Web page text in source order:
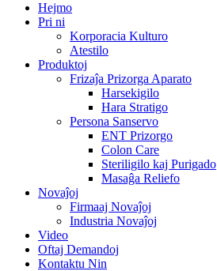
Hejmo
Pri ni
Korporacia Kulturo
Atestilo
Produktoj
Frizaĵa Prizorga Aparato
Harsekigilo
Hara Stratigo
Persona Sanservo
ENT Prizorgo
Colon Care
Steriligilo kaj Purigado
Masaĝa Reliefo
Novaĵoj
Firmaaj Novaĵoj
Industria Novaĵoj
Video
Oftaj Demandoj
Kontaktu Nin